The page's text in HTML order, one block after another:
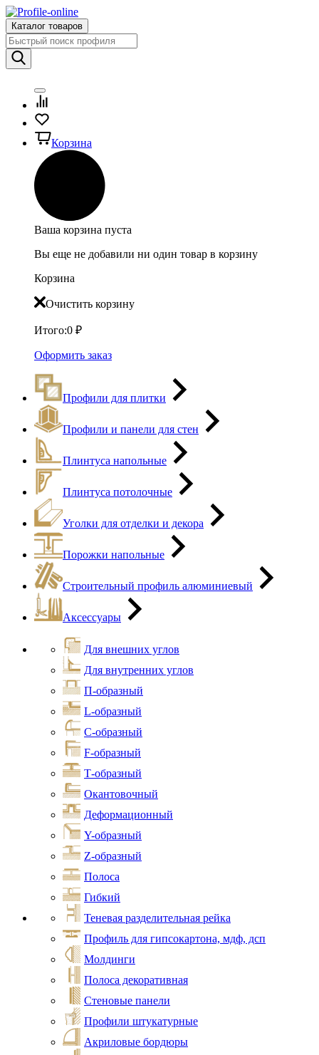
Каталог товаров
Корзина
Ваша корзина пуста
Вы еще не добавили ни один товар в корзину
Корзина
Очистить корзину
Итого:0 ₽
Оформить заказ
Профили для плитки
Профили и панели для стен
Плинтуса напольные
Плинтуса потолочные
Уголки для отделки и декора
Порожки напольные
Строительный профиль алюминиевый
Аксессуары
Для внешних углов
Для внутренних углов
П-образный
L-образный
С-образный
F-образный
Т-образный
Окантовочный
Деформационный
Y-образный
Z-образный
Полоса
Гибкий
Теневая разделительная рейка
Профиль для гипсокартона, мдф, дсп
Молдинги
Полоса декоративная
Стеновые панели
Профили штукатурные
Акриловые бордюры